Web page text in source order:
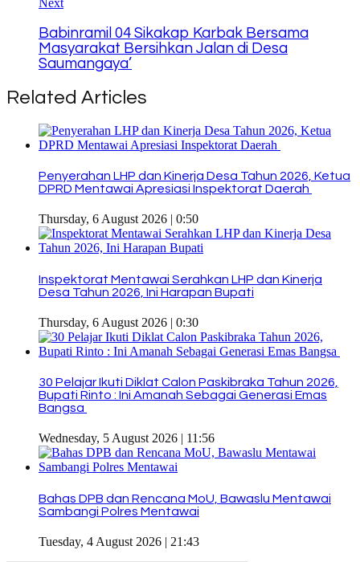
Next
Babinramil 04 Sikakap Karbak Bersama
Masyarakat Bersihkan Jalan di Desa
Saumangaya’
Related Articles
Penyerahan LHP dan Kinerja Desa Tahun 2026, Ketua
DPRD Mentawai Apresiasi Inspektorat Daerah
Thursday, 6 August 2026 | 0:50
Inspektorat Mentawai Serahkan LHP dan Kinerja
Desa Tahun 2026, Ini Harapan Bupati
Thursday, 6 August 2026 | 0:30
30 Pelajar Ikuti Diklat Calon Paskibraka Tahun 2026,
Bupati Rinto : Ini Amanah Sebagai Generasi Emas
Bangsa
Wednesday, 5 August 2026 | 11:56
Bahas DPB dan Rencana MoU, Bawaslu Mentawai
Sambangi Polres Mentawai
Tuesday, 4 August 2026 | 21:43